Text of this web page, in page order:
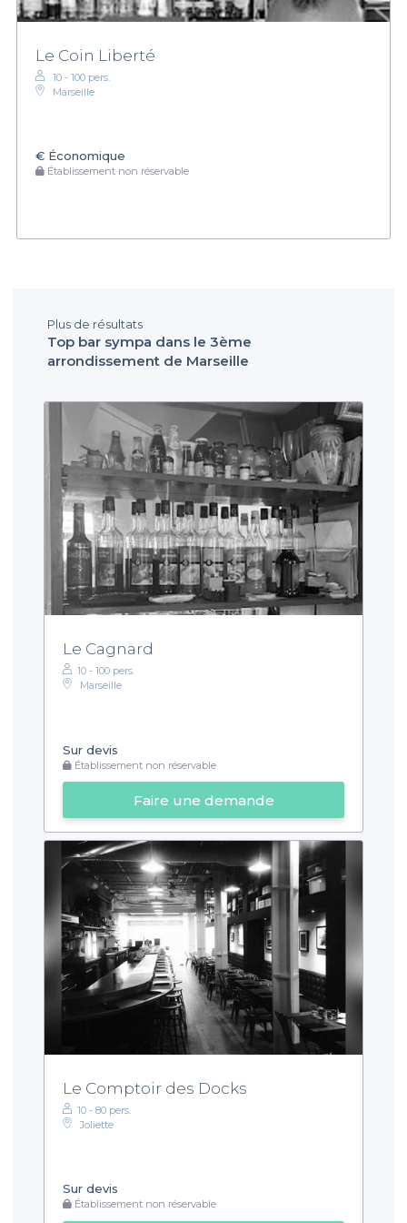
Le Coin Liberté
10 - 100 pers.
Marseille
€ Économique
Établissement non réservable
Plus de résultats
Top bar sympa dans le 3ème
arrondissement de Marseille
Le Cagnard
10 - 100 pers.
Marseille
Sur devis
Établissement non réservable
Faire une demande
Le Comptoir des Docks
10 - 80 pers.
Joliette
Sur devis
Établissement non réservable